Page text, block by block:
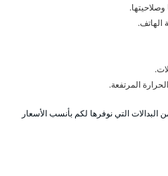
المرتفعة.
البدالات التي نوفرها لكم بأنسب الأسعار